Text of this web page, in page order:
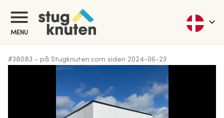
MENU
#38083 - på Stugknuten.com siden 2024-06-23